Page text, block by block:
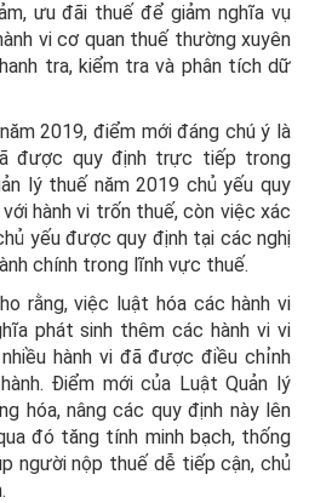
ưu đãi thuế để giảm nghĩa vụ
vi cơ quan thuế thường xuyên
tra, kiểm tra và phân tích dữ
2019, điểm mới đáng chú ý là
được quy định trực tiếp trong
lý thuế năm 2019 chủ yếu quy
hành vi trốn thuế, còn việc xác
yếu được quy định tại các nghị
chính trong lĩnh vực thuế.
rằng, việc luật hóa các hành vi
phát sinh thêm các hành vi vi
hành vi đã được điều chỉnh
Điểm mới của Luật Quản lý
hóa, nâng các quy định này lên
đó tăng tính minh bạch, thống
người nộp thuế dễ tiếp cận, chủ